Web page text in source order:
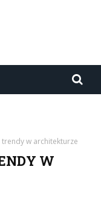
w architekturze
W